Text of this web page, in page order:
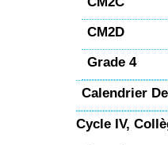
CM2D
Grade 4
Calendrier
Cycle IV,